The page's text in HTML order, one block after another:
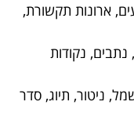
ארונות תקשורת,
נתבים, נקודות
ניטור, תיוג, סדר